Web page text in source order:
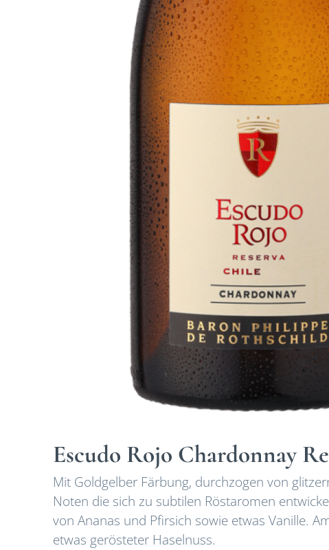
Escudo Rojo Chardonnay
Mit Goldgelber Färbung, durchzogen von
Noten die sich zu subtilen Röstaromen
von Ananas und Pfirsich sowie etwas Vanille.
etwas gerösteter Haselnuss.